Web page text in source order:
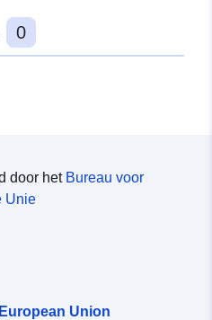
0
door het Bureau voor
Unie
Union